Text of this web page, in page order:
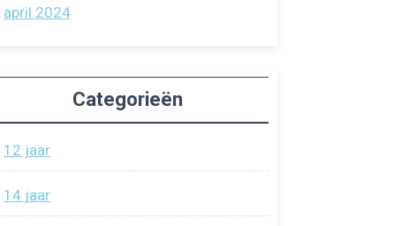
april 2024
Categorieën
12 jaar
14 jaar